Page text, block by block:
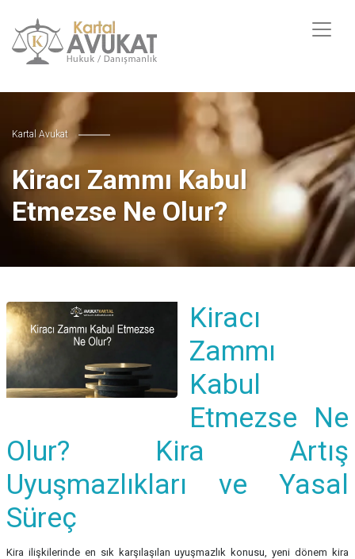
Kartal Avukat
Kiracı Zammı Kabul
Etmezse Ne Olur?
Kiracı
Zammı
Kabul
Etmezse Ne
Olur? Kira Artış
Uyuşmazlıkları ve Yasal
Süreç
Kira ilişkilerinde en sık karşılaşılan uyuşmazlık konusu, yeni dönem kira